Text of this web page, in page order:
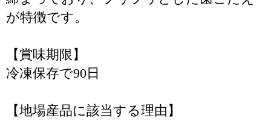
が特徴です。
【賞味期限】
冷凍保存で90日
【地場産品に該当する理由】